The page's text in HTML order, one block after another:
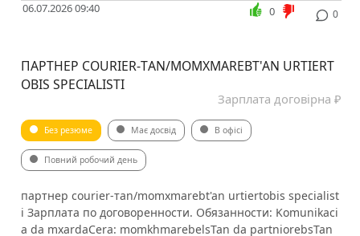
06.07.2026 09:40 0
0
ПАРТНЕР COURIER-ТAN/MOMXMAREBT'AN URTIERT
OBIS SPECIALISTI
Зарплата договірна ₽
Без резюме Має досвід В офісі
Повний робочий день
партнер courier-тan/momxmarebt'an urtiertobis specialist
i Зарплата по договоренности. Обязанности: Komunikaci
a da mxardaCera: momkhmarebelsTan da partniorebsTan